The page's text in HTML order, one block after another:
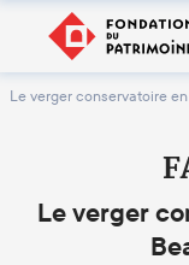
Le verger conservatoire
Le verger